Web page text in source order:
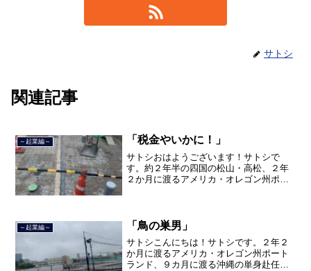
サトシ
関連記事
～起業編～ 「税金やいかに！」
サトシおはようございます！サトシで
す。約２年半の四国の松山・高松、２年
２か月に渡るアメリカ・オレゴン州ポー
て、２０２１年３月９日より東...
～起業編～ 「鳥の巣男」
サトシこんにちは！サトシです。２年２
か月に渡るアメリカ・オレゴン州ポート
ランド、９カ月に渡る沖縄の単身赴任の